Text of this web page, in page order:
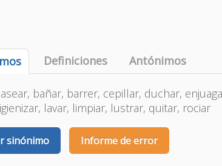
Definiciones Antónimos
bañar, barrer, cepillar, duchar,
lavar, limpiar, lustrar, quitar, rociar
sinónimo Informe de error